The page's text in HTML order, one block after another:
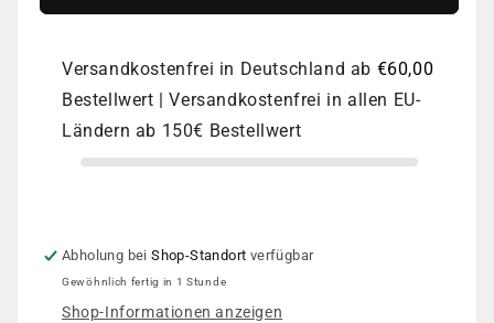
Furor
Furor
Versandkostenfrei in Deutschland ab €60,00
Bestellwert | Versandkostenfrei in allen EU-
Ländern ab 150€ Bestellwert
Abholung beiShop-Standort verfügbar
Gewöhnlich fertig in 1 Stunde
Shop-Informationen anzeigen